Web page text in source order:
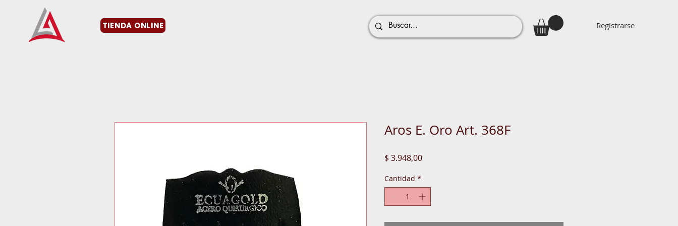
TIENDA ONLINE Registrarse
Aros E. Oro Art. 368F
$ 3.948,00Precio
Cantidad *